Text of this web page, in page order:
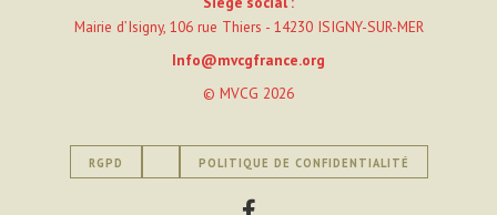
Mairie d’Isigny, 106 rue Thiers - 14230 ISIGNY-SUR-MER
Info@mvcgfrance.org
© MVCG 2026
RGPD POLITIQUE DE CONFIDENTIALITÉ